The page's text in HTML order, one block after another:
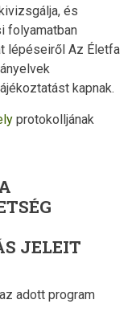
és
folyamatban
lépéseiről Az Életfa
kapnak.
protokolljának
JELEIT
adott program